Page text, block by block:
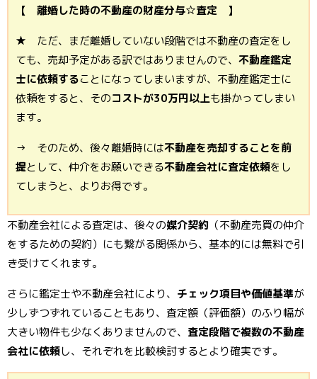
【 離婚した時の不動産の財産分与☆査定 】
★ ただ、まだ離婚していない段階では不動産の査定をし
ても、売却予定がある訳ではありませんので、 不動産鑑定
士に依頼することになってしまいますが、不動産鑑定士に
依頼をすると、そのコストが30万円以上も掛かってしまい
ます。
→ そのため、後々離婚時には不動産を売却することを前
提として、仲介をお願いできる不動産会社に査定依頼をし
てしまうと、よりお得です。
不動産会社による査定は、後々の媒介契約 （不動産売買の仲介
をするための契約）にも繋がる関係から、基本的には無料で引
き受けてくれます。
さらに鑑定士や不動産会社により、 チェック項目や価値基準が
少しずつずれていることもあり、査定額（評価額）のふり幅が
大きい物件も少なくありませんので、 査定段階で複数の不動産
会社に依頼し、それぞれを比較検討するとより確実です。